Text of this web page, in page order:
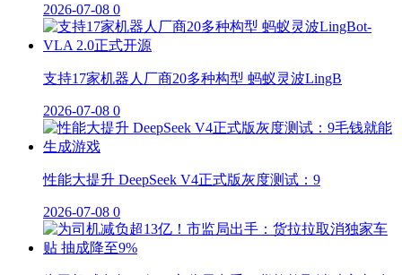
2026-07-08 0
支持17家机器人厂商20多种构型 蚂蚁灵波LingB
2026-07-08 0
性能大提升 DeepSeek V4正式版灰度测试：9
2026-07-08 0